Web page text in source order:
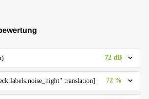
72 dB
translation] 72 %